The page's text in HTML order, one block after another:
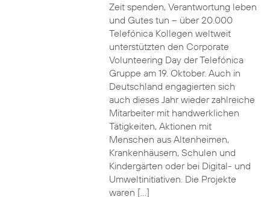
Zeit spenden, Verantwortung leben
und Gutes tun – über 20.000
Telefónica Kollegen weltweit
unterstützten den Corporate
Volunteering Day der Telefónica
Gruppe am 19. Oktober. Auch in
Deutschland engagierten sich
auch dieses Jahr wieder zahlreiche
Mitarbeiter mit handwerklichen
Tätigkeiten, Aktionen mit
Menschen aus Altenheimen,
Krankenhäusern, Schulen und
Kindergärten oder bei Digital- und
Umweltinitiativen. Die Projekte
waren […]